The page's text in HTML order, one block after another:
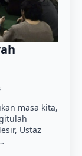
masa kita,
Ustaz